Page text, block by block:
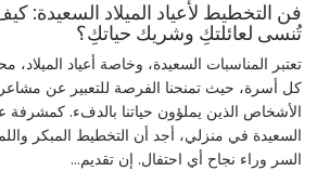
فن التخطيط لأعياد الميلاد السعيدة:
تُنسى لعائلتكِ وشريك حياتكِ؟
تعتبر المناسبات السعيدة، وخاصة أعياد
كل أسرة، حيث تمنحنا الفرصة للتعبير عن مشاعر
الأشخاص الذين يملؤون حياتنا بالدفء. كمشرفة
السعيدة في منزلي، أجد أن التخطيط المبكر
السر وراء نجاح أي احتفال. إن تقديم...